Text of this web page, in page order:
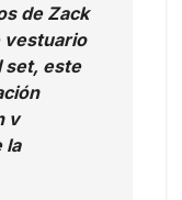
de Zack
vestuario
set, este
v
la